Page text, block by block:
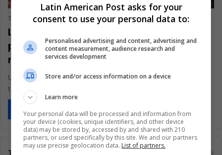
The Latin American Post Staff January 31, 2025 143
Los jóvenes soñadores de Bolivia
protagonizan un mágico festival de
miniaturas
Una mañana de jueves en La Paz, niños vestidos con coloridos
trajes tradicionales animaron la Ch'iti Feria con risas y…
Tags
Latin American Post asks for your
consent to use your personal data to:
Personalised advertising and content, advertising and
content measurement, audience research and
services development
Store and/or access information on a device
Learn more
Your personal data will be processed and information from
your device (cookies, unique identifiers, and other device
data) may be stored by, accessed by and shared with 210
partners, or used specifically by this site. We and our partners
may use precise geolocation data. List of partners.